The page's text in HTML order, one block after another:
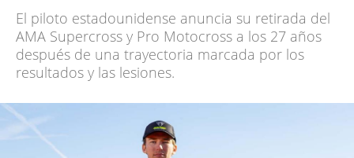
El piloto estadounidense anuncia su retirada del
AMA Supercross y Pro Motocross a los 27 años
después de una trayectoria marcada por los
resultados y las lesiones.